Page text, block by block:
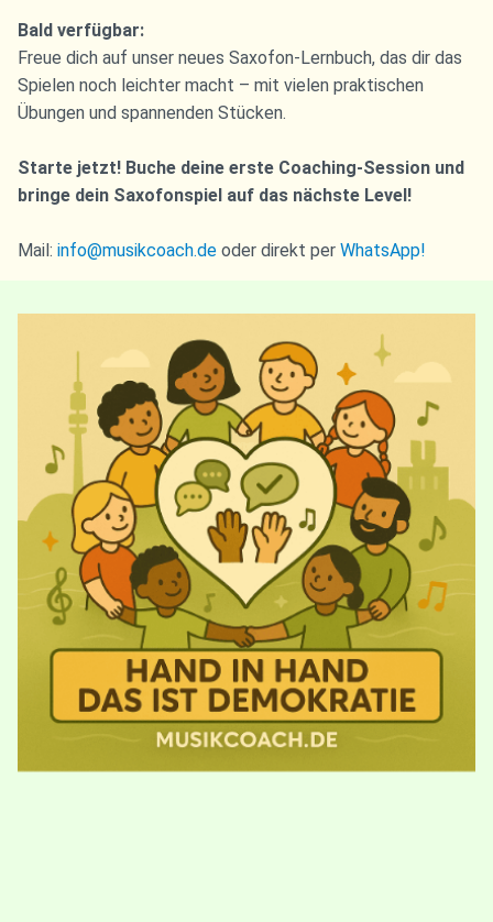
Bald verfügbar:
Freue dich auf unser neues Saxofon-Lernbuch, das dir das
Spielen noch leichter macht – mit vielen praktischen
Übungen und spannenden Stücken.
Starte jetzt! Buche deine erste Coaching-Session und
bringe dein Saxofonspiel auf das nächste Level!
Mail: info@musikcoach.de oder direkt per WhatsApp!